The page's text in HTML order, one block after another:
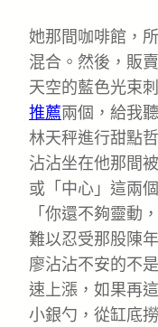
她那間咖啡館，
混合。然後，販
天空的藍色光束
推薦兩個，給我
林天秤進行甜點
沾沾坐在他那間
或「中心」這兩
「你還不夠靈動
難以忍受那股陳
廖沾沾不安的不
速上漲，如果再
小銀勺，從缸底